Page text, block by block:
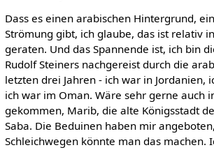
Dass es einen arabischen Hintergrund,
Strömung gibt, ich glaube, das ist relativ
geraten. Und das Spannende ist, ich bin
Rudolf Steiners nachgereist durch die
letzten drei Jahren - ich war in Jordanien,
ich war im Oman. Wäre sehr gerne auch
gekommen, Marib, die alte Königsstadt
Saba. Die Beduinen haben mir
Schleichwegen könnte man das machen.